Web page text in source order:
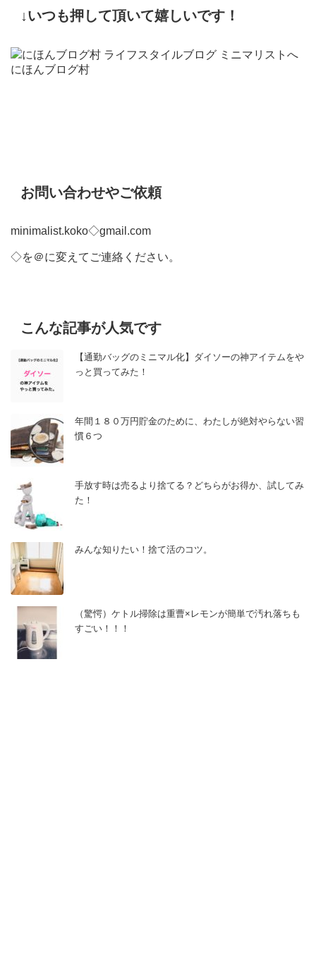
↓いつも押して頂いて嬉しいです！
にほんブログ村
お問い合わせやご依頼
minimalist.koko◇gmail.com
◇を＠に変えてご連絡ください。
こんな記事が人気です
【通勤バッグのミニマル化】ダイソーの神アイテムをや
っと買ってみた！
年間１８０万円貯金のために、わたしが絶対やらない習
慣６つ
手放す時は売るより捨てる？どちらがお得か、試してみ
た！
みんな知りたい！捨て活のコツ。
（驚愕）ケトル掃除は重曹×レモンが簡単で汚れ落ちも
すごい！！！